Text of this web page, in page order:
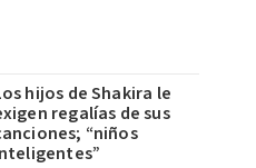
hijos de Shakira le
regalías de sus
“niños